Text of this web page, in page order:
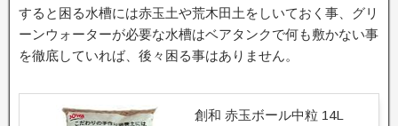
すると困る水槽には赤玉土や荒木田土をしいておく事、グリ
ーンウォーターが必要な水槽はベアタンクで何も敷かない事
を徹底していれば、後々困る事はありません。
創和 赤玉ボール中粒 14L